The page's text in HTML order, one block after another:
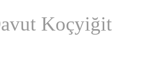
Koçyiğit